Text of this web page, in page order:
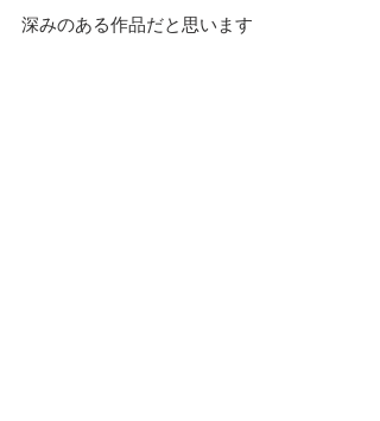
深みのある作品だと思います